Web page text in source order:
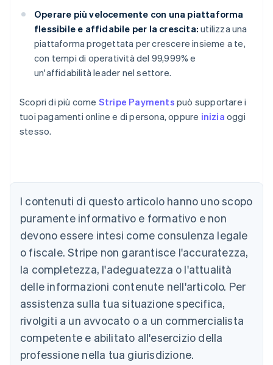
Operare più velocemente con una piattaforma
flessibile e affidabile per la crescita: utilizza una
piattaforma progettata per crescere insieme a te,
con tempi di operatività del 99,999% e
un'affidabilità leader nel settore.
Scopri di più come Stripe Payments può supportare i
tuoi pagamenti online e di persona, oppure inizia oggi
stesso.
I contenuti di questo articolo hanno uno scopo
puramente informativo e formativo e non
devono essere intesi come consulenza legale
o fiscale. Stripe non garantisce l'accuratezza,
la completezza, l'adeguatezza o l'attualità
delle informazioni contenute nell'articolo. Per
assistenza sulla tua situazione specifica,
rivolgiti a un avvocato o a un commercialista
competente e abilitato all'esercizio della
professione nella tua giurisdizione.
Australia
Austria
DeutschEnglish
Belgio
Brasile
PortuguêsEnglish
Bulgaria
English
Canada
EnglishFrançais
Cina continentale
简体中文English